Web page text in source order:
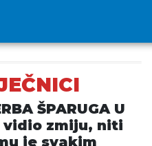
ŠPARUGA U
vidio zmiju, niti
je svakim